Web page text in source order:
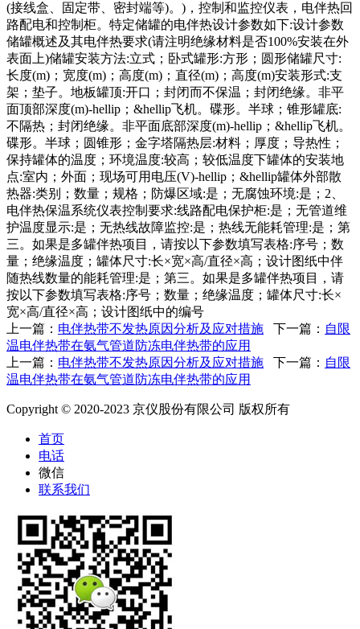
(接线盒、固定带、密封端等)。)，控制和监控仪表，电伴热回
路配电和控制柜。特定储罐的电伴热设计参数如下:设计参数
储罐概述及其电伴热要求(请注明绝缘材料是否100%安装在外
表面上)储罐安装方法:立式；卧式罐形:方形；圆形储罐尺寸:
长度(m)；宽度(m)；高度(m)；直径(m)；高度(m)安装形式:支
架；垫子。地板罐顶:开口；封闭而不保温；封闭绝缘。非平
面顶部深度(m)-hellip；&hellip飞机。碟形。半球；锥形罐底:
不隔热；封闭绝缘。非平面底部深度(m)-hellip；&hellip飞机。
碟形。半球；圆锥形；金字塔隔热层:材料；厚度；导热性；
保持罐体的温度；环境温度:较高；较低温度下罐体的安装地
点:室内；外面；现场可用电压(V)-hellip；&hellip罐体外部散
热器:类别；数量；规格；防爆区域:是；无腐蚀环境:是；2、
电伴热保温系统仪表控制要求:线路配电保护柜:是；无管道维
护温度显示:是；无热线故障监控:是；热线无能耗管理:是；第
三。如果是多罐伴热项目，请按以下参数填写表格:序号；数
量；绝缘温度；罐体尺寸:长×宽×高/直径×高；设计图纸中伴
随热线数量的能耗管理:是；第三。如果是多罐伴热项目，请
按以下参数填写表格:序号；数量；绝缘温度；罐体尺寸:长×
宽×高/直径×高；设计图纸中的编号
上一篇： 电伴热带不发热原因分析及应对措施 下一篇： 自限
温电伴热带在氨气管道防冻电伴热带的应用
上一篇： 电伴热带不发热原因分析及应对措施 下一篇： 自限
温电伴热带在氨气管道防冻电伴热带的应用
Copyright © 2020-2023 京仪股份有限公司 版权所有
首页
电话
微信
联系我们